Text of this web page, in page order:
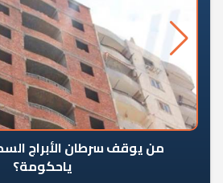
من يوقف سرطان الأبراج
ياحكومة؟